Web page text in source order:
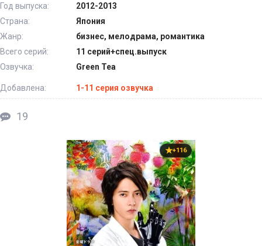
Год выпуска:
2012-2013
Страна:
Япония
Жанр:
бизнес, мелодрама, романтика
Всего серий:
11 серий+спец.выпуск
Озвучка:
Green Tea
Добавлена: 1-11 серия озвучка
19
+116